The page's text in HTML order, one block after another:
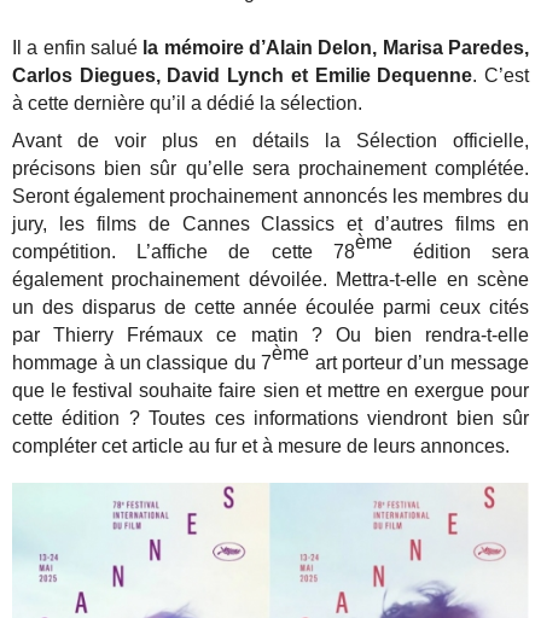
Il a enfin salué la mémoire d’Alain Delon, Marisa Paredes,
Carlos Diegues, David Lynch et Emilie Dequenne. C’est
à cette dernière qu’il a dédié la sélection.
Avant de voir plus en détails la Sélection officielle,
précisons bien sûr qu’elle sera prochainement complétée.
Seront également prochainement annoncés les membres du
jury, les films de Cannes Classics et d’autres films en
compétition. L’affiche de cette 78ème édition sera
également prochainement dévoilée. Mettra-t-elle en scène
un des disparus de cette année écoulée parmi ceux cités
par Thierry Frémaux ce matin ? Ou bien rendra-t-elle
hommage à un classique du 7ème art porteur d’un message
que le festival souhaite faire sien et mettre en exergue pour
cette édition ? Toutes ces informations viendront bien sûr
compléter cet article au fur et à mesure de leurs annonces.